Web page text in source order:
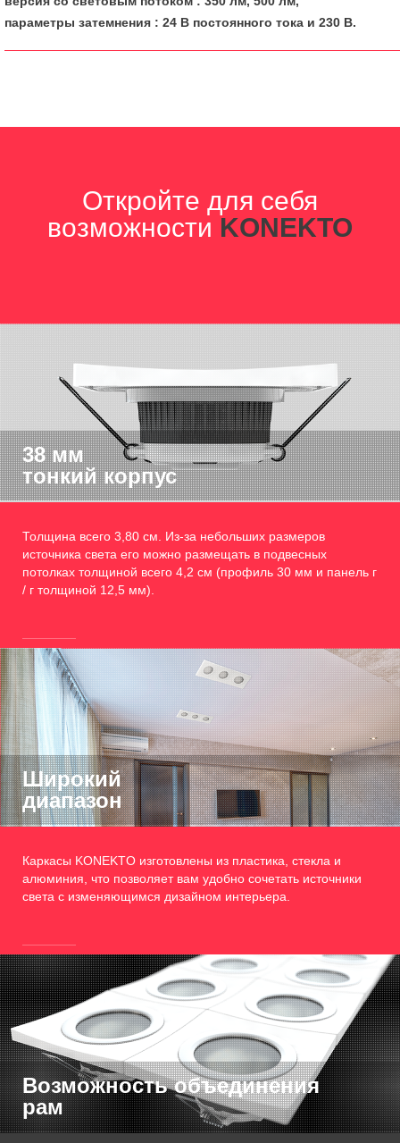
параметры затемнения : 24 В постоянного тока и 230 В.
Откройте для себя
возможности KONEKTO
38 мм
тонкий корпус
Толщина всего 3,80 см. Из-за небольших размеров
источника света его можно размещать в подвесных
потолках толщиной всего 4,2 см (профиль 30 мм и панель г
/ г толщиной 12,5 мм).
Широкий
диапазон
Каркасы KONEKTO изготовлены из пластика, стекла и
алюминия, что позволяет вам удобно сочетать источники
света с изменяющимся дизайном интерьера.
Возможность объединения
рам